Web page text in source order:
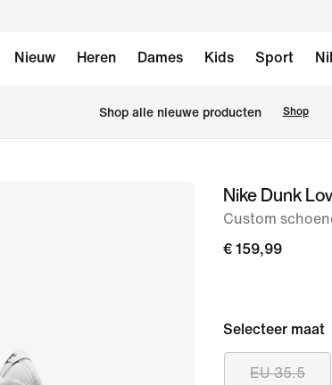
Nieuw Heren Dames Kids Sport
Shop alle nieuwe producten Shop
afbeelding
Nike Dunk
Custom
€ 159,99
Selecteer maat
EU 35.5